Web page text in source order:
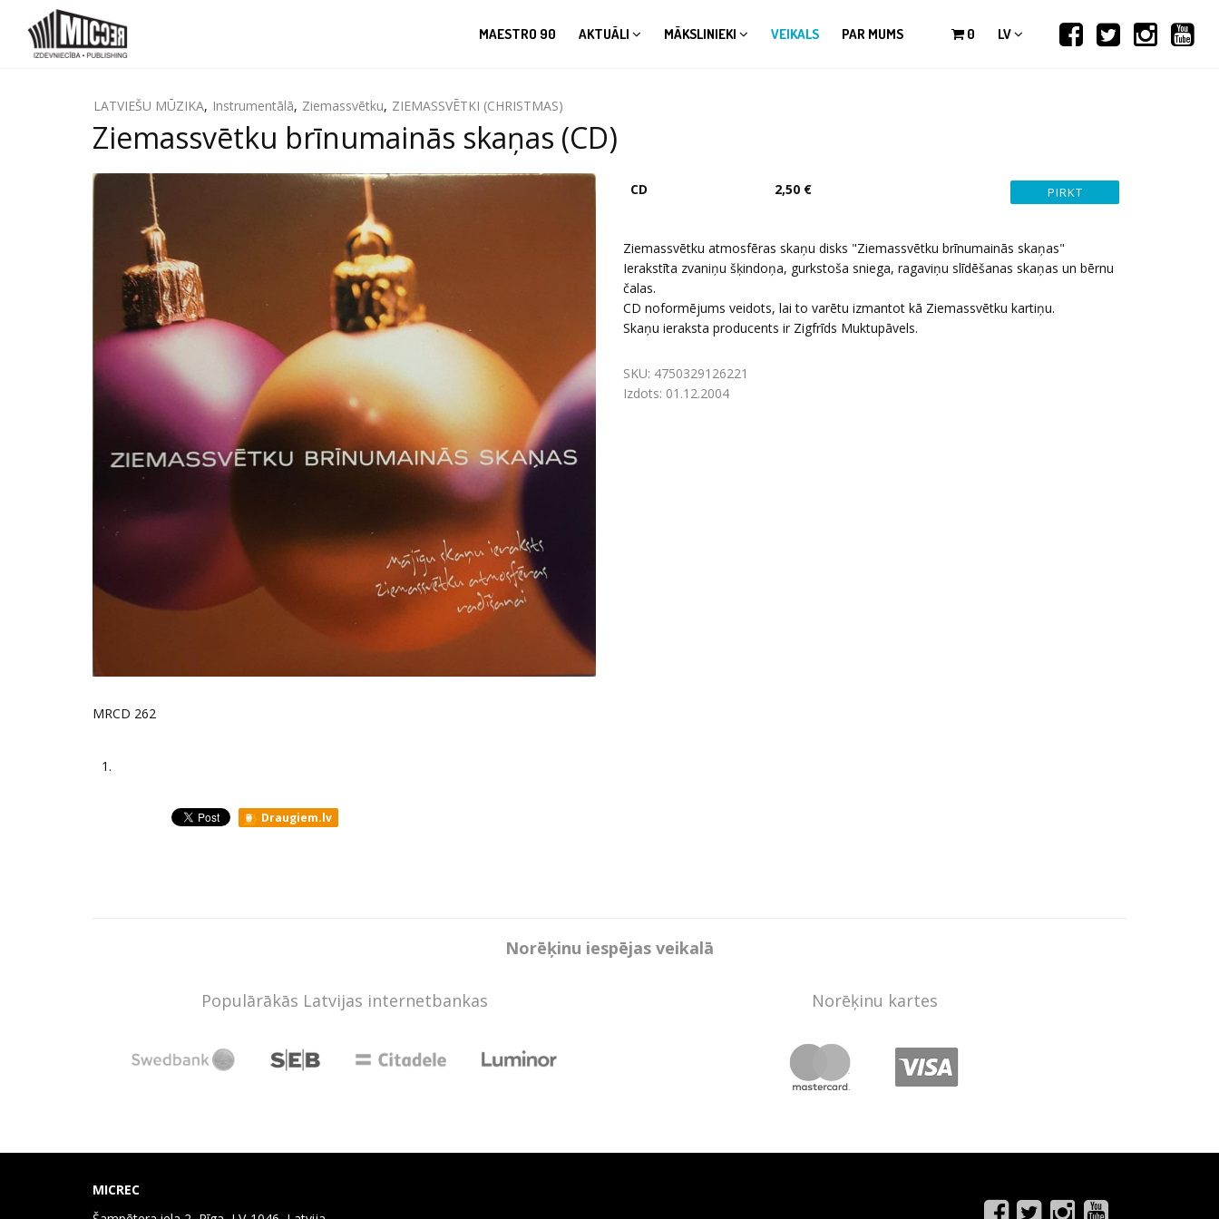
MAESTRO 90 AKTUĀLI MĀKSLINIEKI VEIKALS PAR MUMS 0 LV
LATVIEŠU MŪZIKA, Instrumentālā, Ziemassvētku, ZIEMASSVĒTKI (CHRISTMAS)
Ziemassvētku brīnumainās skaņas (CD)
CD 2,50 €
Ziemassvētku atmosfēras skaņu disks "Ziemassvētku brīnumainās skaņas"
Ierakstīta zvaniņu šķindoņa, gurkstoša sniega, ragaviņu slīdēšanas skaņas un bērnu
čalas.
CD noformējums veidots, lai to varētu izmantot kā Ziemassvētku kartiņu.
Skaņu ieraksta producents ir Zigfrīds Muktupāvels.
SKU: 4750329126221
Izdots: 01.12.2004
MRCD 262
1.
Draugiem.lv
Norēķinu iespējas veikalā
Populārākās Latvijas internetbankas Norēķinu kartes
MICREC